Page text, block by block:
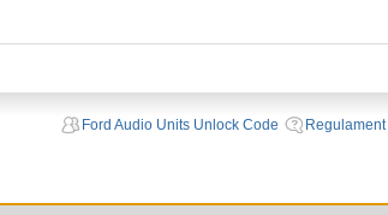
Ford Audio Units Unlock Code Regulament